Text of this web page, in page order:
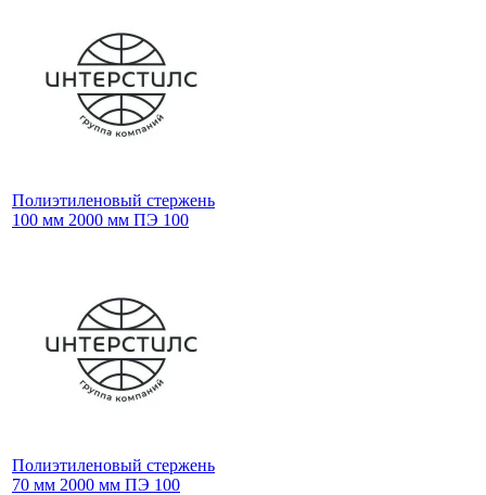
Полиэтиленовый стержень
100 мм 2000 мм ПЭ 100
Полиэтиленовый стержень
70 мм 2000 мм ПЭ 100